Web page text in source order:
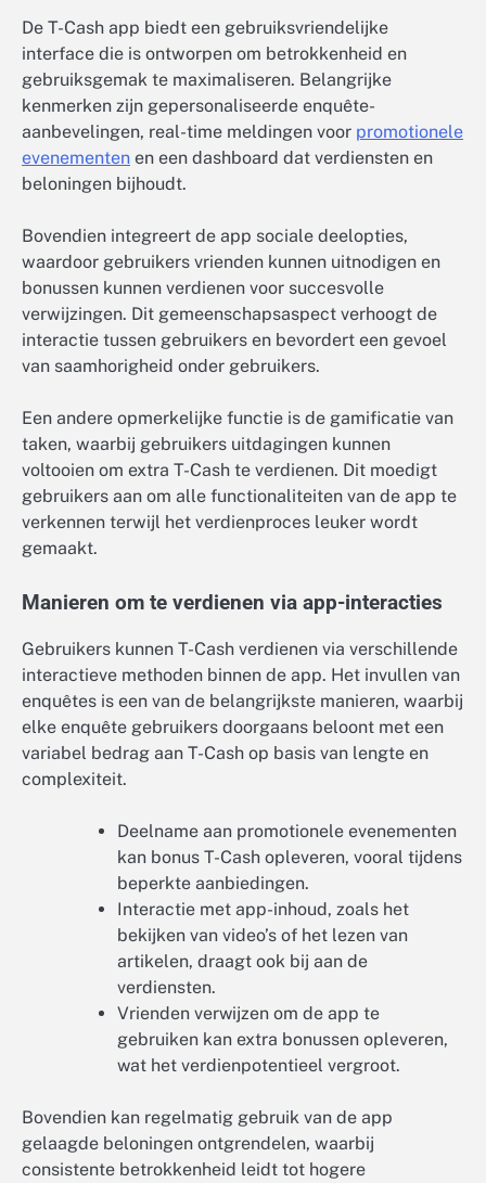
De T-Cash app biedt een gebruiksvriendelijke
interface die is ontworpen om betrokkenheid en
gebruiksgemak te maximaliseren. Belangrijke
kenmerken zijn gepersonaliseerde enquête-
aanbevelingen, real-time meldingen voor promotionele
evenementen en een dashboard dat verdiensten en
beloningen bijhoudt.
Bovendien integreert de app sociale deelopties,
waardoor gebruikers vrienden kunnen uitnodigen en
bonussen kunnen verdienen voor succesvolle
verwijzingen. Dit gemeenschapsaspect verhoogt de
interactie tussen gebruikers en bevordert een gevoel
van saamhorigheid onder gebruikers.
Een andere opmerkelijke functie is de gamificatie van
taken, waarbij gebruikers uitdagingen kunnen
voltooien om extra T-Cash te verdienen. Dit moedigt
gebruikers aan om alle functionaliteiten van de app te
verkennen terwijl het verdienproces leuker wordt
gemaakt.
Manieren om te verdienen via app-interacties
Gebruikers kunnen T-Cash verdienen via verschillende
interactieve methoden binnen de app. Het invullen van
enquêtes is een van de belangrijkste manieren, waarbij
elke enquête gebruikers doorgaans beloont met een
variabel bedrag aan T-Cash op basis van lengte en
complexiteit.
Deelname aan promotionele evenementen
kan bonus T-Cash opleveren, vooral tijdens
beperkte aanbiedingen.
Interactie met app-inhoud, zoals het
bekijken van video’s of het lezen van
artikelen, draagt ook bij aan de
verdiensten.
Vrienden verwijzen om de app te
gebruiken kan extra bonussen opleveren,
wat het verdienpotentieel vergroot.
Bovendien kan regelmatig gebruik van de app
gelaagde beloningen ontgrendelen, waarbij
consistente betrokkenheid leidt tot hogere